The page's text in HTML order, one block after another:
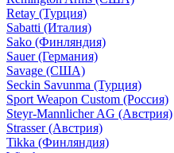
Retay (Турция)
Sabatti (Италия)
Sako (Финляндия)
Sauer (Германия)
Savage (США)
Seckin Savunma (Турция)
Sport Weapon Custom (Россия)
Steyr-Mannlicher AG (Австрия)
Strasser (Австрия)
Tikka (Финляндия)